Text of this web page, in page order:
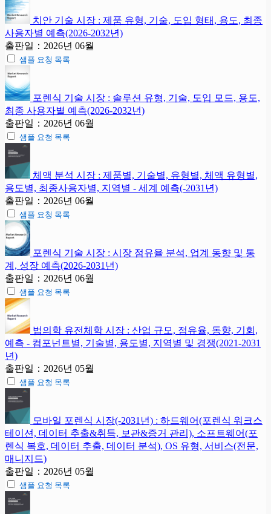
치안 기술 시장 : 제품 유형, 기술, 도입 형태, 용도, 최종
사용자별 예측(2026-2032년)
출판일：2026년 06월
샘플 요청 목록
포렌식 기술 시장 : 솔루션 유형, 기술, 도입 모드, 용도,
최종 사용자별 예측(2026-2032년)
출판일：2026년 06월
샘플 요청 목록
체액 분석 시장 : 제품별, 기술별, 유형별, 체액 유형별,
용도별, 최종사용자별, 지역별 - 세계 예측(-2031년)
출판일：2026년 06월
샘플 요청 목록
포렌식 기술 시장 : 시장 점유율 분석, 업계 동향 및 통
계, 성장 예측(2026-2031년)
출판일：2026년 06월
샘플 요청 목록
법의학 유전체학 시장 : 산업 규모, 점유율, 동향, 기회,
예측 - 컴포넌트별, 기술별, 용도별, 지역별 및 경쟁(2021-2031
년)
출판일：2026년 05월
샘플 요청 목록
모바일 포렌식 시장(-2031년) : 하드웨어(포렌식 워크스
테이션, 데이터 추출&취득, 보관&증거 관리), 소프트웨어(포
렌식 복호, 데이터 추출, 데이터 분석), OS 유형, 서비스(전문,
매니지드)
출판일：2026년 05월
샘플 요청 목록